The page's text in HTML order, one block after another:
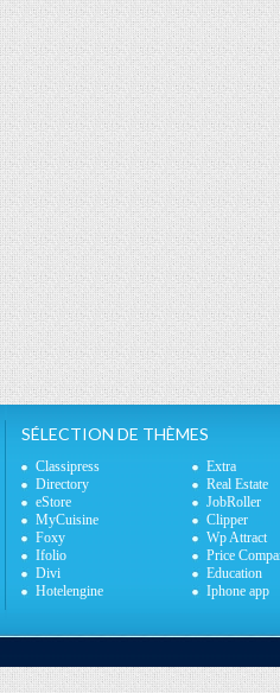
SÉLECTION DE THÈMES
Classipress
Extra
Directory
Real Estate
eStore
JobRoller
MyCuisine
Clipper
Foxy
Wp Attract
Ifolio
Price
Divi
Education
Hotelengine
Iphone app